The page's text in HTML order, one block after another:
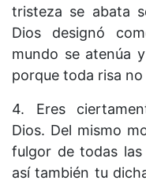
tristeza se abata
Dios designó
mundo se atenúa
porque toda risa
4. Eres
Dios. Del mismo
fulgor de todas las
así también tu